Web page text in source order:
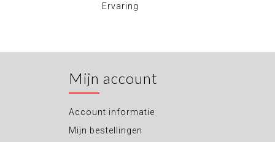
Ervaring
Mijn account
Account informatie
Mijn bestellingen